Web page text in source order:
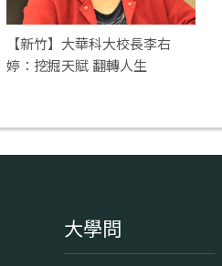
【新竹】大華科大校長李右
婷：挖掘天賦 翻轉人生
大學問